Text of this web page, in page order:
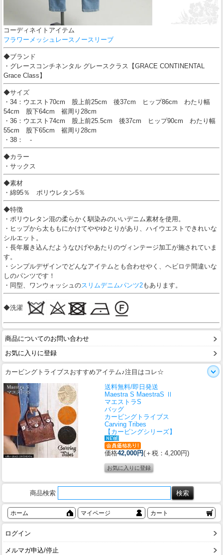
コーディネイトアイテム
フラワーメッシュレースノースリーブ
◆ブランド
・グレースコンチネンタル グレースクラス【GRACE CONTINENTAL
Grace Class】
◆サイズ
・34：ウエスト70cm 股上前25cm 後37cm ヒップ86cm わたり幅
54cm 股下64cm 裾周り28cm
・36：ウエスト74cm 股上前25.5cm 後37cm ヒップ90cm わたり幅
55cm 股下65cm 裾周り28cm
・38： -
◆カラー
・サックス
◆素材
・綿95％ ポリウレタン5％
◆特徴
・ポリウレタン混の柔らかく馴染みのいいデニム素材を使用。
・ヒップから太ももにかけてややゆとりがあり、ハイウエストできれいな
シルエット。
・長年履き込んだようなひげやあたりのヴィンテージ加工が施されていま
す。
・シンプルデザインでどんなアイテムとも合わせやく、ヘビロテ間違いな
しのパンツです！
・同型、ワンウォッシュのスリムデニムパンツ2もあります。
◆洗濯
商品についてのお問い合わせ
お気に入りに登録
カービングトライブスおすすめアイテム♪注目はコレ☆
送料無料/即日発送
Maestra S MaestraS Ⅱ
マエストラS
バッグ
カービングトライブス
Carving Tribes
【カービングシリーズ】
価格42,000円(＋税：4,200円)
商品検索
ホーム マイページ カート
ログイン
メルマガ申込/停止